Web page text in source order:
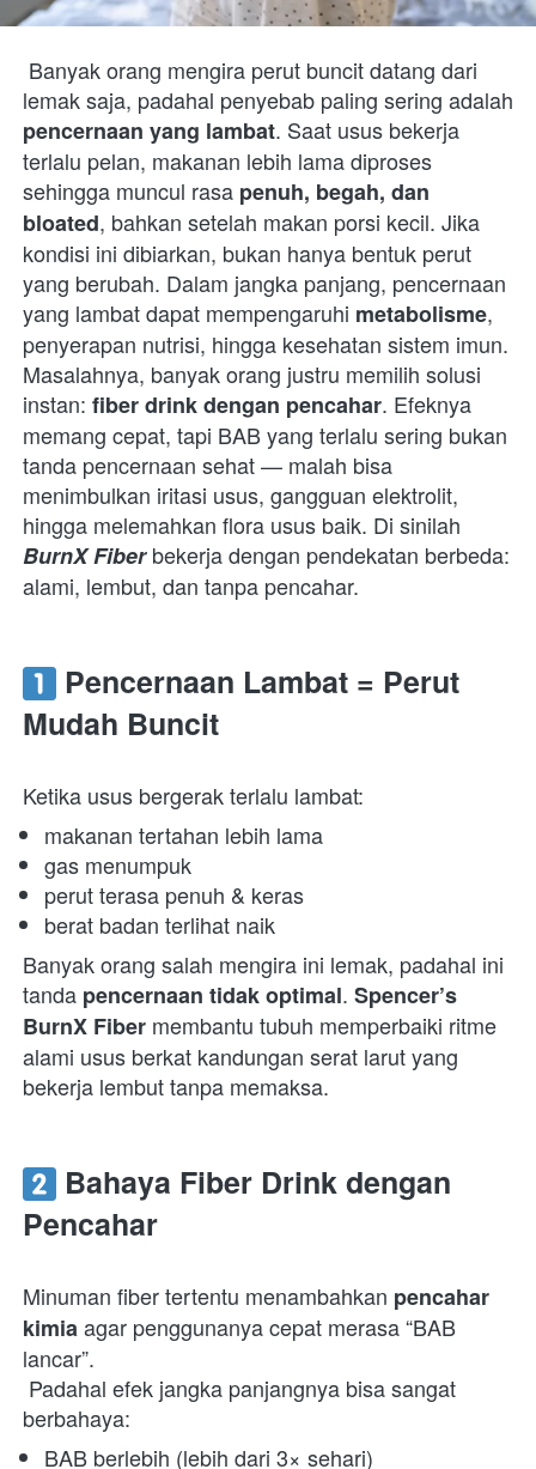
pencernaan yang lambat. Saat usus bekerja
terlalu pelan, makanan lebih lama diproses
sehingga muncul rasa penuh, begah, dan
bloated, bahkan setelah makan porsi kecil. Jika
kondisi ini dibiarkan, bukan hanya bentuk perut
yang berubah. Dalam jangka panjang, pencernaan
yang lambat dapat mempengaruhi metabolisme,
penyerapan nutrisi, hingga kesehatan sistem imun.
Masalahnya, banyak orang justru memilih solusi
instan: fiber drink dengan pencahar. Efeknya
memang cepat, tapi BAB yang terlalu sering bukan
tanda pencernaan sehat — malah bisa
menimbulkan iritasi usus, gangguan elektrolit,
BurnX Fiber bekerja dengan pendekatan berbeda:
alami, lembut, dan tanpa pencahar.
Pencernaan Lambat = Perut
Mudah Buncit
Ketika usus bergerak terlalu lambat:
makanan tertahan lebih lama
gas menumpuk
perut terasa penuh & keras
berat badan terlihat naik
Banyak orang salah mengira ini lemak, padahal ini
tanda pencernaan tidak optimal. Spencer’s
BurnX Fiber membantu tubuh memperbaiki ritme
alami usus berkat kandungan serat larut yang
bekerja lembut tanpa memaksa.
Bahaya Fiber Drink dengan
Pencahar
Minuman fiber tertentu menambahkan pencahar
kimia agar penggunanya cepat merasa “BAB
lancar”.
berbahaya:
BAB berlebih (lebih dari 3× sehari)